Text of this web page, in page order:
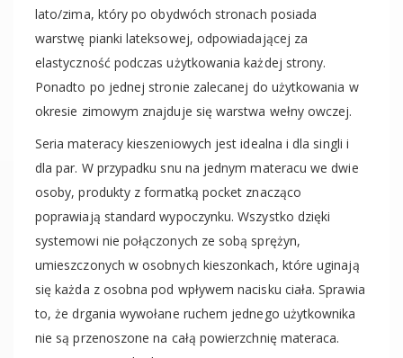
lato/zima, który po obydwóch stronach posiada
warstwę pianki lateksowej, odpowiadającej za
elastyczność podczas użytkowania każdej strony.
Ponadto po jednej stronie zalecanej do użytkowania w
okresie zimowym znajduje się warstwa wełny owczej.
Seria materacy kieszeniowych jest idealna i dla singli i
dla par. W przypadku snu na jednym materacu we dwie
osoby, produkty z formatką pocket znacząco
poprawiają standard wypoczynku. Wszystko dzięki
systemowi nie połączonych ze sobą sprężyn,
umieszczonych w osobnych kieszonkach, które uginają
się każda z osobna pod wpływem nacisku ciała. Sprawia
to, że drgania wywołane ruchem jednego użytkownika
nie są przenoszone na całą powierzchnię materaca.